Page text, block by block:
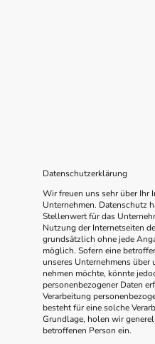
Datenschutzerklärung
Wir freuen uns sehr über Ihr
Unternehmen. Datenschutz
Stellenwert für das
Nutzung der Internetseiten
grundsätzlich ohne jede
möglich. Sofern eine
unseres Unternehmens über
nehmen möchte, könnte
personenbezogener Daten
Verarbeitung
besteht für eine solche
Grundlage, holen wir
betroffenen Person ein.